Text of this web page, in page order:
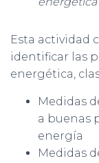
Esta actividad
identificar las
energética,
Medidas
a buenas
energía
Medidas